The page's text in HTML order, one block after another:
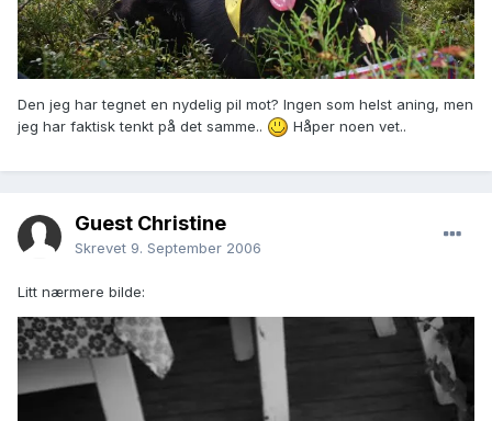
Den jeg har tegnet en nydelig pil mot? Ingen som helst aning, men
jeg har faktisk tenkt på det samme..
Håper noen vet..
Guest Christine
Skrevet 9. September 2006
Litt nærmere bilde: